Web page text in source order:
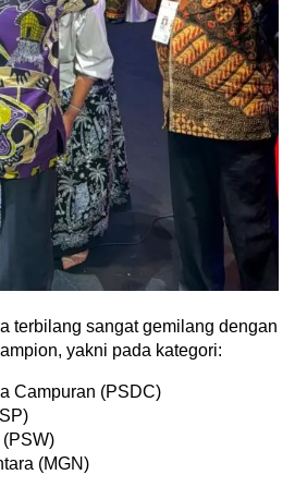
terbilang sangat gemilang dengan
yakni pada kategori:
Campuran (PSDC)
(MGN)